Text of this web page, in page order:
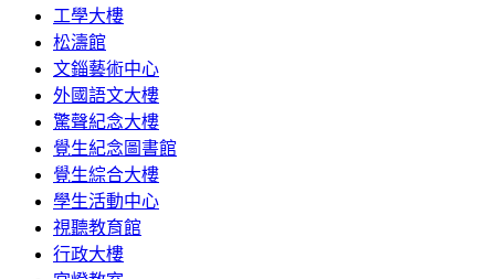
工學大樓
松濤館
文錙藝術中心
外國語文大樓
驚聲紀念大樓
覺生紀念圖書館
覺生綜合大樓
學生活動中心
視聽教育館
行政大樓